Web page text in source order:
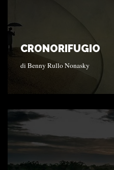
CRONORIFUGIO
diBenny Rullo Nonasky